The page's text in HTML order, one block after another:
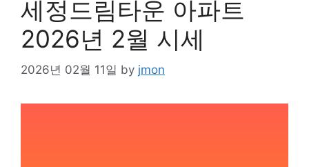
세정드림타운 아파트
2026년 2월 시세
2026년 02월 11일 by jmon